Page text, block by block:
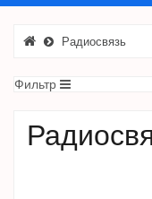
Радиосвязь
Фильтр